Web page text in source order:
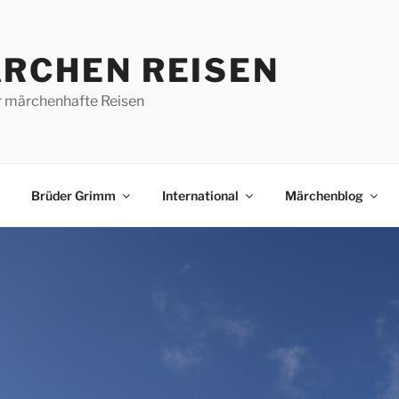
REISEN
märchenhafte Reisen
Brüder Grimm International Märchenblog